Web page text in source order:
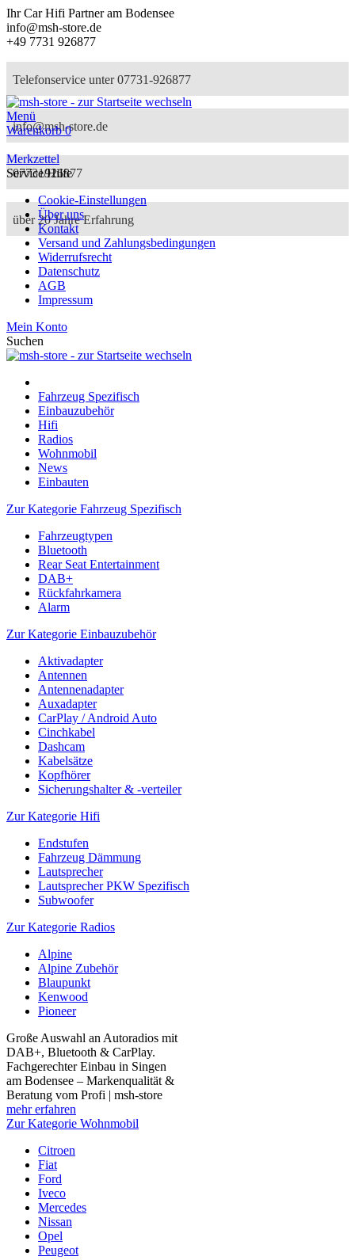
Ihr Car Hifi Partner am Bodensee
info@msh-store.de
+49 7731 926877
Telefonservice unter 07731-926877
info@msh-store.de
07731926877
über 20 Jahre Erfahrung
Menü
Warenkorb0
Merkzettel
Service/Hilfe
Cookie-Einstellungen
Über uns
Kontakt
Versand und Zahlungsbedingungen
Widerrufsrecht
Datenschutz
AGB
Impressum
Mein Konto
Suchen
Fahrzeug Spezifisch
Einbauzubehör
Hifi
Radios
Wohnmobil
News
Einbauten
Zur Kategorie Fahrzeug Spezifisch
Fahrzeugtypen
Bluetooth
Rear Seat Entertainment
DAB+
Rückfahrkamera
Alarm
Zur Kategorie Einbauzubehör
Aktivadapter
Antennen
Antennenadapter
Auxadapter
CarPlay / Android Auto
Cinchkabel
Dashcam
Kabelsätze
Kopfhörer
Sicherungshalter & -verteiler
Zur Kategorie Hifi
Endstufen
Fahrzeug Dämmung
Lautsprecher
Lautsprecher PKW Spezifisch
Subwoofer
Zur Kategorie Radios
Alpine
Alpine Zubehör
Blaupunkt
Kenwood
Pioneer
Große Auswahl an Autoradios mit
DAB+, Bluetooth & CarPlay.
Fachgerechter Einbau in Singen
am Bodensee – Markenqualität &
Beratung vom Profi | msh-store
mehr erfahren
Zur Kategorie Wohnmobil
Citroen
Fiat
Ford
Iveco
Mercedes
Nissan
Opel
Peugeot